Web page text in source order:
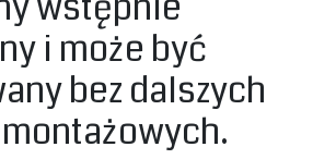
i może być
bez dalszych